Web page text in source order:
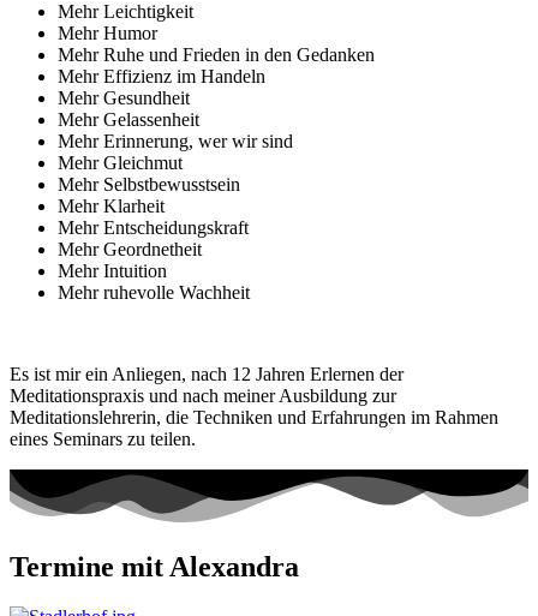
Mehr Leichtigkeit
Mehr Humor
Mehr Ruhe und Frieden in den Gedanken
Mehr Effizienz im Handeln
Mehr Gesundheit
Mehr Gelassenheit
Mehr Erinnerung, wer wir sind
Mehr Gleichmut
Mehr Selbstbewusstsein
Mehr Klarheit
Mehr Entscheidungskraft
Mehr Geordnetheit
Mehr Intuition
Mehr ruhevolle Wachheit
Es ist mir ein Anliegen, nach 12 Jahren Erlernen der
Meditationspraxis und nach meiner Ausbildung zur
Meditationslehrerin, die Techniken und Erfahrungen im Rahmen
eines Seminars zu teilen.
Termine mit Alexandra